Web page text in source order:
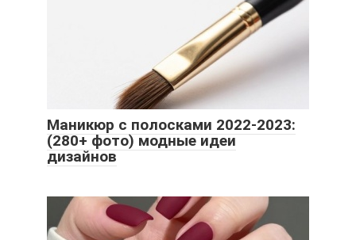
Маникюр с полосками 2022-2023:
(280+ фото) модные идеи
дизайнов